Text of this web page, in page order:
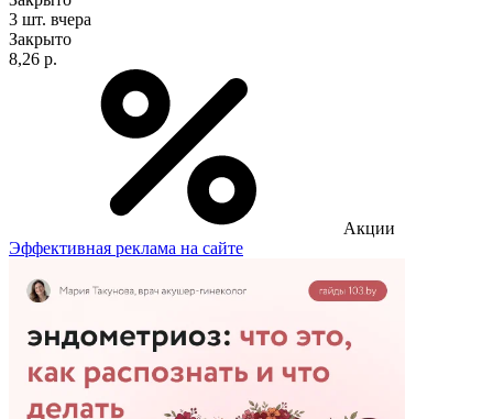
3 шт. вчера
Закрыто
8,26 р.
Акции
Эффективная реклама на сайте